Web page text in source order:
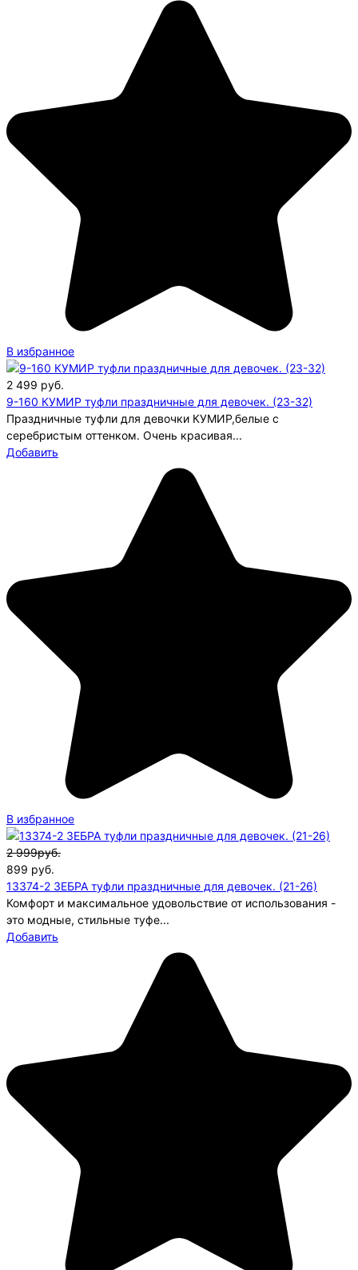
В избранное
2 499 руб.
9-160 КУМИР туфли праздничные для девочек. (23-32)
Праздничные туфли для девочки КУМИР,белые с
серебристым оттенком. Очень красивая...
Добавить
В избранное
2 999руб.
899 руб.
13374-2 ЗЕБРА туфли праздничные для девочек. (21-26)
Комфорт и максимальное удовольствие от использования -
это модные, стильные туфе...
Добавить